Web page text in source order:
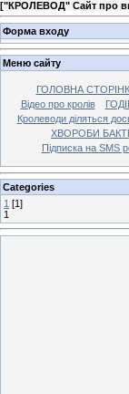
["КРОЛЕВОД" Сайт про
Форма входу
Меню сайту
ГОЛОВНА
Відео про кролів
Кролеводи діляться
ХВОРОБИ
Підписка на SMS
Categories
1 [1]
1